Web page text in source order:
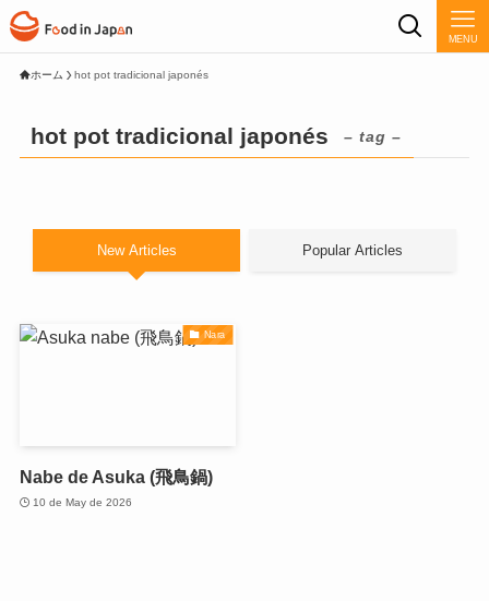
MENU
ホーム hot pot tradicional japonés
hot pot tradicional japonés – tag –
New Articles Popular Articles
Nara
Nabe de Asuka (飛鳥鍋)
10 de May de 2026